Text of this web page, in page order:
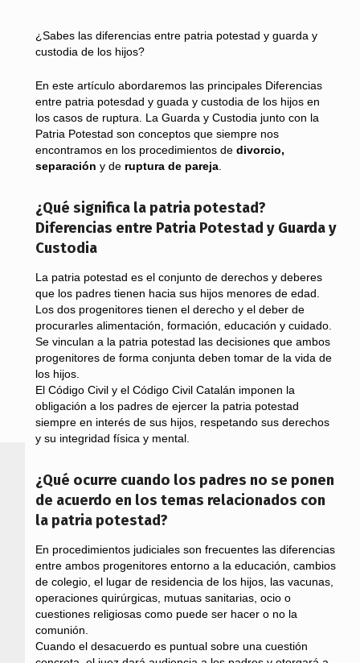
¿Sabes las diferencias entre patria potestad y guarda y
custodia de los hijos?
En este artículo abordaremos las principales Diferencias
entre patria potesdad y guada y custodia de los hijos en
los casos de ruptura. La Guarda y Custodia junto con la
Patria Potestad son conceptos que siempre nos
encontramos en los procedimientos de divorcio,
separación y de ruptura de pareja.
¿Qué significa la patria potestad?
Diferencias entre Patria Potestad y Guarda y
Custodia
La patria potestad es el conjunto de derechos y deberes
que los padres tienen hacia sus hijos menores de edad.
Los dos progenitores tienen el derecho y el deber de
procurarles alimentación, formación, educación y cuidado.
Se vinculan a la patria potestad las decisiones que ambos
progenitores de forma conjunta deben tomar de la vida de
los hijos.
El Código Civil y el Código Civil Catalán imponen la
obligación a los padres de ejercer la patria potestad
siempre en interés de sus hijos, respetando sus derechos
y su integridad física y mental.
¿Qué ocurre cuando los padres no se ponen
de acuerdo en los temas relacionados con
la patria potestad?
En procedimientos judiciales son frecuentes las diferencias
entre ambos progenitores entorno a la educación, cambios
de colegio, el lugar de residencia de los hijos, las vacunas,
operaciones quirúrgicas, mutuas sanitarias, ocio o
cuestiones religiosas como puede ser hacer o no la
comunión.
Cuando el desacuerdo es puntual sobre una cuestión